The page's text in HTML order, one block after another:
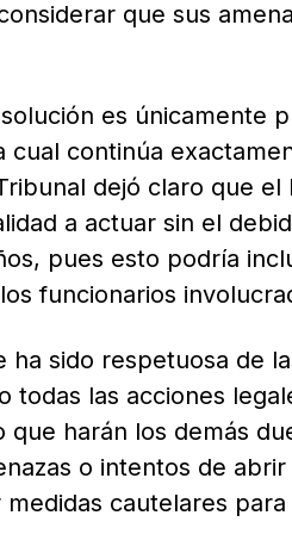
que sus
es únicamente
cual continúa
dejó claro que el
a actuar sin el
pues esto podría
funcionarios
sido respetuosa de
todas las acciones
harán los demás
o intentos de
cautelares